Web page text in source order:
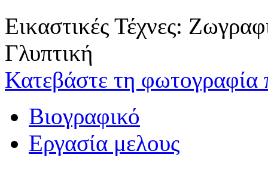
Εικαστικές Τέχνες:
Γλυπτική
Κατεβάστε τη φωτογραφία
Βιογραφικό
Εργασία μελους